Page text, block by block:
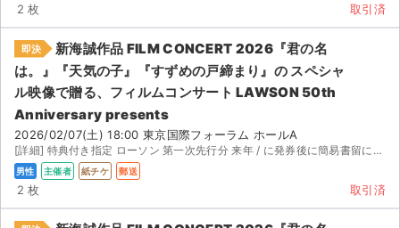
サイト情報
チケットジャム運営会社
2 枚 取引済
即決
新海誠作品 FILM CONCERT 2026『君の名
は。』『天気の子』『すずめの戸締まり』の スペシャ
ル映像で贈る、フィルムコンサート LAWSON 50th
Anniversary presents
2026/02/07(土) 18:00 東京国際フォーラム ホールA
[詳細] 特典付き指定 ローソン 第一次先行分 来年 / に発券後に簡易書留にて発送予定です
男性 主催者 紙チケ 郵送
2 枚 取引済